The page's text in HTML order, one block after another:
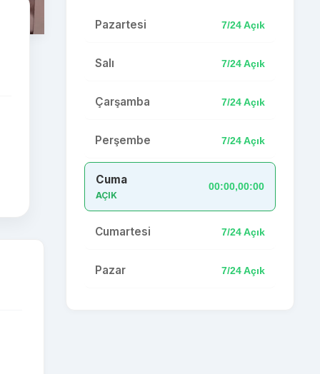
Pazartesi 7/24 Açık
Salı 7/24 Açık
Çarşamba 7/24 Açık
Perşembe 7/24 Açık
Cuma
AÇIK
00:00,00:00
Cumartesi 7/24 Açık
Pazar 7/24 Açık